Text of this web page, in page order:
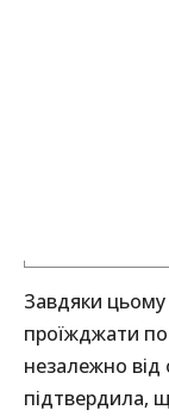
Завдяки
проїжджати
незалежно від
підтвердила,